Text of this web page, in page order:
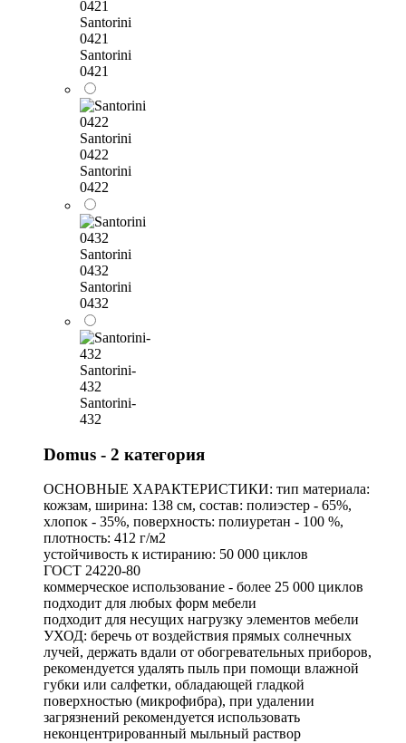
Santorini
0421
Santorini
0421
Santorini
0422
Santorini
0422
Santorini
0432
Santorini
0432
Santorini-
432
Santorini-
432
Domus - 2 категория
ОСНОВНЫЕ ХАРАКТЕРИСТИКИ: тип материала:
кожзам, ширина: 138 см, состав: полиэстер - 65%,
хлопок - 35%, поверхность: полиуретан - 100 %,
плотность: 412 г/м2
устойчивость к истиранию: 50 000 циклов
ГОСТ 24220-80
коммерческое использование - более 25 000 циклов
подходит для любых форм мебели
подходит для несущих нагрузку элементов мебели
УХОД: беречь от воздействия прямых солнечных
лучей, держать вдали от обогревательных приборов,
рекомендуется удалять пыль при помощи влажной
губки или салфетки, обладающей гладкой
поверхностью (микрофибра), при удалении
загрязнений рекомендуется использовать
неконцентрированный мыльный раствор